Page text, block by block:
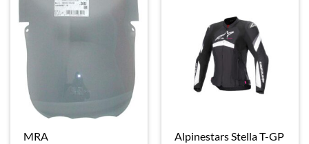
MRA
Alpinestars Stella T-GP